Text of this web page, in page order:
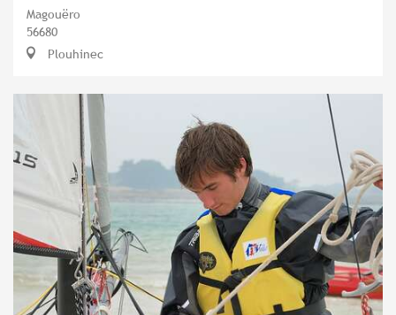
Magouëro
56680
Plouhinec